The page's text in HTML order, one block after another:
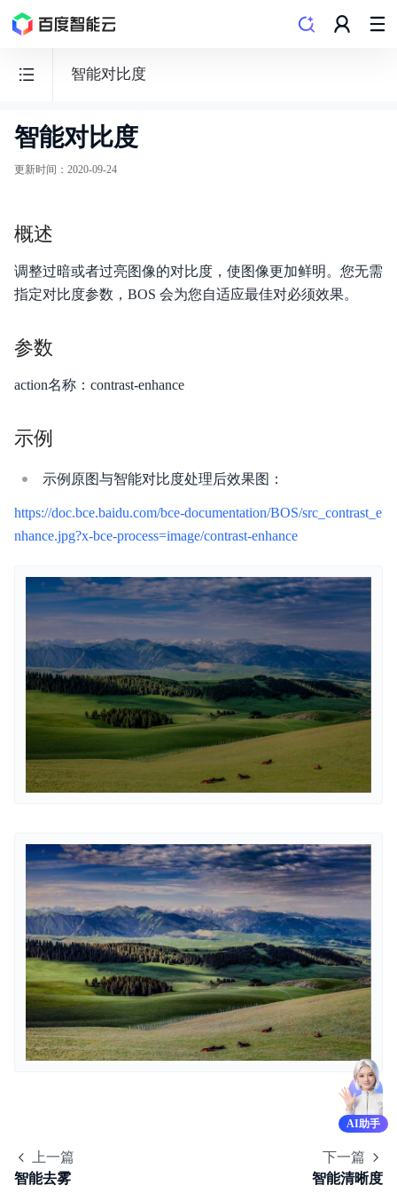
智能对比度
BOS
对
储
功能发布记录
产品公告
快速入门
控制台操作指南
开发者指南
数据处理
数据湖存储
数据魔方
API参考
SDK
AWS S3 兼容
周边工具
典型实践
常见问题
智能对比度
更新时间 ： 2020-09-24
概述
调整过暗或者过亮图像的对比度，使图像更加鲜明。您无需
指定对比度参数，BOS 会为您自适应最佳对必须效果。
参数
action名称：contrast-enhance
示例
示例原图与智能对比度处理后效果图：
https://doc.bce.baidu.com/bce-documentation/BOS/src_contrast_e
nhance.jpg?x-bce-process=image/contrast-enhance
上一篇
智能去雾
下一篇
智能清晰度
AI助手